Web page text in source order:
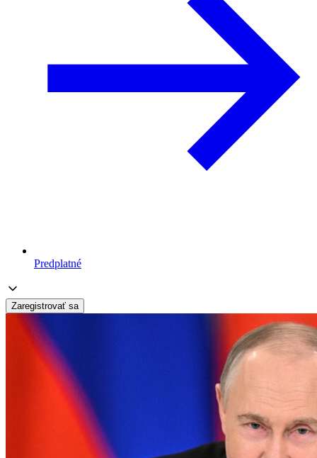
Predplatné
Zaregistrovať sa